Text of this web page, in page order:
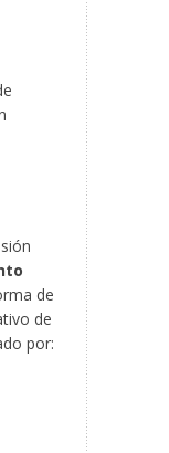
de
de
por: